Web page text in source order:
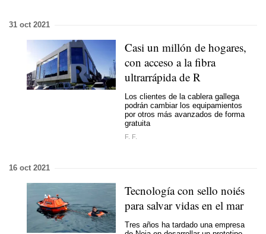
31 oct 2021
Casi un millón de hogares,
con acceso a la fibra
ultrarrápida de R
Los clientes de la cablera gallega
podrán cambiar los equipamientos
por otros más avanzados de forma
gratuita
F. F.
16 oct 2021
Tecnología con sello noiés
para salvar vidas en el mar
Tres años ha tardado una empresa